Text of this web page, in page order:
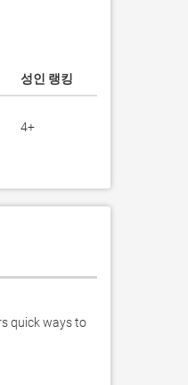
성인 랭킹
4+
quick ways to